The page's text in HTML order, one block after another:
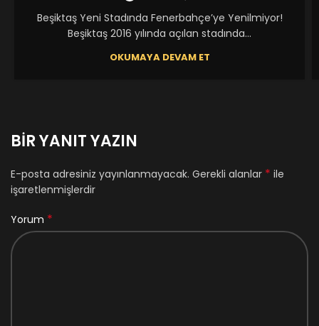
Beşiktaş Yeni Stadında Fenerbahçe’ye Yenilmiyor!
Beşiktaş 2016 yılında açılan stadında...
OKUMAYA DEVAM ET
BIR YANIT YAZIN
E-posta adresiniz yayınlanmayacak. Gerekli alanlar * ile
işaretlenmişlerdir
Yorum *